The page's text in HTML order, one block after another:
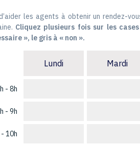
les agents à obtenir un rendez-
Cliquez plusieurs fois sur les
», le gris à « non ».
- 8h
- 9h
10h
Lundi Mardi